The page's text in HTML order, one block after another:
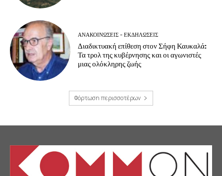
ΑΝΑΚΟΙΝΩΣΕΙΣ - ΕΚΔΗΛΩΣΕΙΣ
Διαδικτυακή επίθεση στον Σήφη Καυκαλά:
Τα τρολ της κυβέρνησης και οι αγωνιστές
μιας ολόκληρης ζωής
Φόρτωση περισσοτέρων